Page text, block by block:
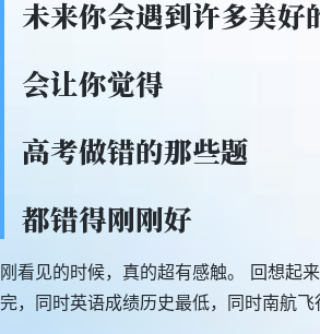
未来你会遇到许多美好
会让你觉得
高考做错的那些题
都错得刚刚好
刚看见的时候，真的超有感触。 回想起
完，同时英语成绩历史最低，同时南航